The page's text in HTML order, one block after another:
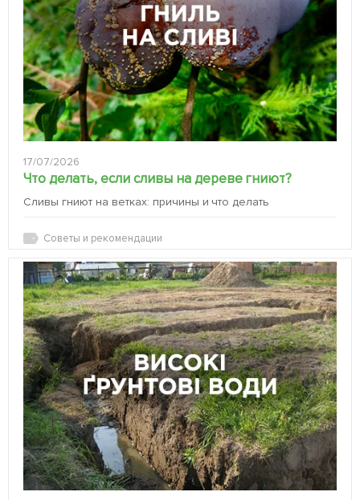
17/07/2026
Что делать, если сливы на дереве гниют?
Сливы гниют на ветках: причины и что делать
Советы и рекомендации